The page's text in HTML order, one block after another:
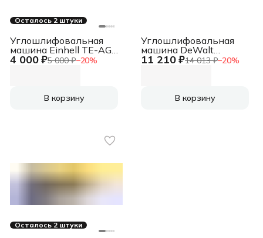
Осталось 2 штуки
4 000 ₽5 000 ₽−20%
Углошлифовальная
машина Einhell TE-AG
115/600 600Вт
В корзину
11 210 ₽14 013 ₽−20%
Углошлифовальная
машина DeWalt
DWE4157-QS 900Вт
В корзину
Осталось 2 штуки